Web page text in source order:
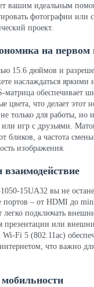
вашим идеальным
фотографии или
проект.
на первом
15.6 дюймов и
наслаждаться яркими
матрица обеспечивает
цвета, что делает этот
только для работы, но
игр с друзьями.
бликов, а частота
изображения.
15UA32 вы не
портов – от HDMI до
легко подключать
презентации или
Fi 5 (802.11ac)
что важно